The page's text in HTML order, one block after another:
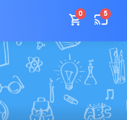
0 5